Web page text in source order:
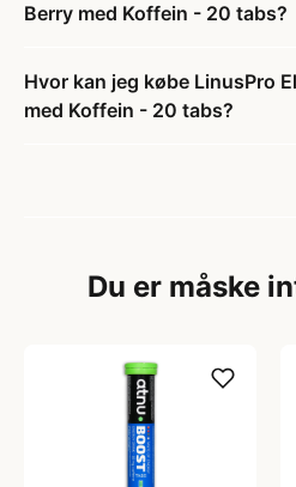
Berry med Koffein - 20 tabs?
Hvor kan jeg købe LinusPro
med Koffein - 20 tabs?
Du er måske